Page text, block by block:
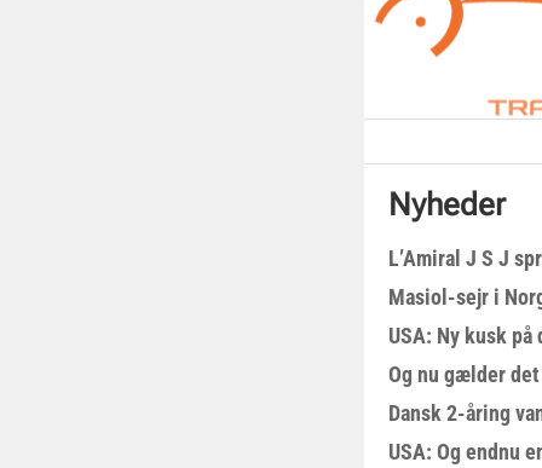
Nyheder
L’Amiral J S J
Masiol-sejr i
USA: Ny kusk på
Og nu gælder
Dansk 2-åring
USA: Og endnu